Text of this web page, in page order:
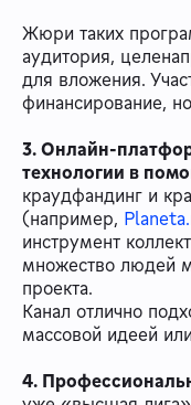
Жюри таких
аудитория,
для вложения.
финансирование,
3. Онлайн-
технологии в
краудфандинг и
(например,
инструмент
множество людей
проекта.
Канал отлично
массовой идеей
4.